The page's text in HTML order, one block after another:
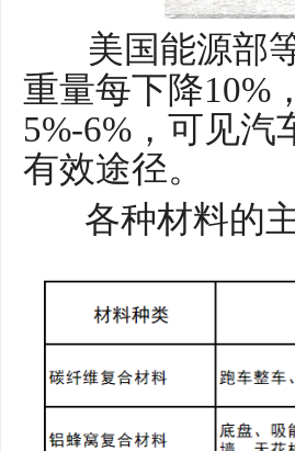
美国能源部
重量每下降10%
5%-6%，可见
有效途径。
各种材料的主